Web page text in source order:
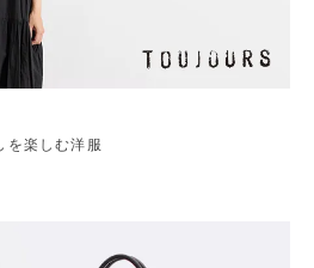
を楽しむ洋服